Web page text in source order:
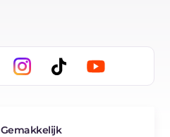
Gemakkelijk